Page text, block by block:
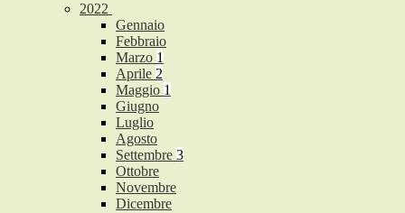
2022
Gennaio
Febbraio
Marzo 1
Aprile 2
Maggio 1
Giugno
Luglio
Agosto
Settembre 3
Ottobre
Novembre
Dicembre